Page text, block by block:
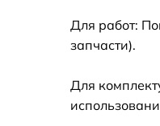
Замена
Для работ:
запчасти).
Для